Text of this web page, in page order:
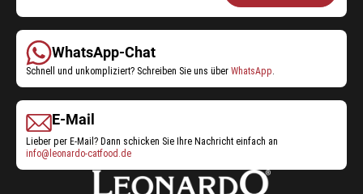
WhatsApp-Chat
Schnell und unkompliziert? Schreiben Sie uns über WhatsApp.
E-Mail
Lieber per E-Mail? Dann schicken Sie Ihre Nachricht einfach an
info@leonardo-catfood.de